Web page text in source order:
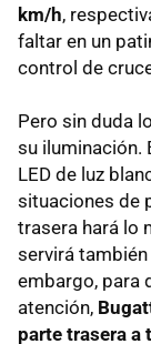
km/h,
faltar en un
control de
Pero sin duda
su iluminación.
LED de luz
situaciones de
trasera hará lo
servirá
embargo, para
atención,
parte trasera a